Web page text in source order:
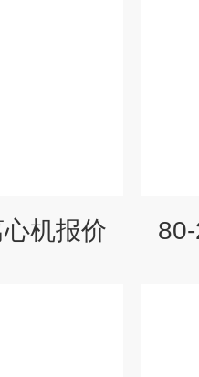
机报价